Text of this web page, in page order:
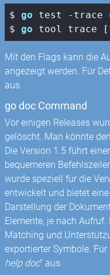
$ go test -trace
$ go tool trace
Mit den Flags kann die
angezeigt werden. Für
aus.
go doc Command
Vor einigen Releases
gelöscht. Man könnte
Die Version 1.5 führt
bequemeren
wurde speziell für die
entwickelt und bietet
Darstellung der
Elemente, je nach
Matching und
exportierter Symbole.
help doc" aus.